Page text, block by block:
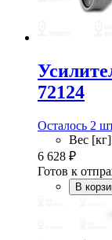
72124
Осталось 2
Вес [кг]
6 628 ₽
Готов к
В